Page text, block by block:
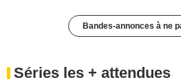
Bandes-annonces à ne
Séries les + attendues